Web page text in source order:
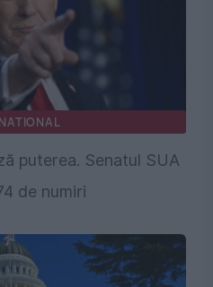
puterea. Senatul SUA
de numiri